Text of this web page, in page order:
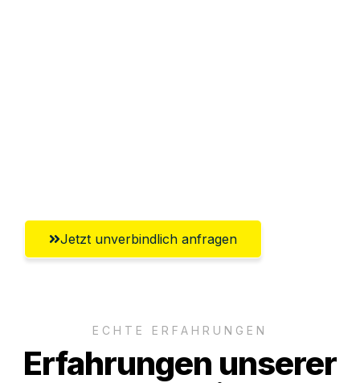
Jetzt unverbindlich anfragen
ECHTE ERFAHRUNGEN
Erfahrungen unserer